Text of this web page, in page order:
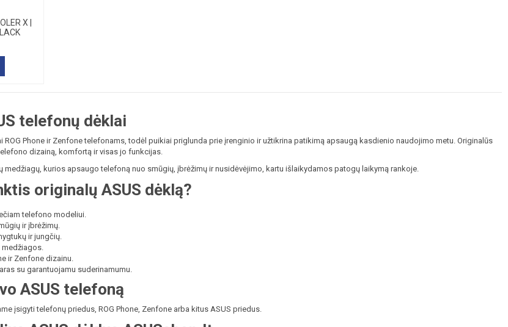
X |
telefonų dėklai
ROG Phone ir Zenfone telefonams, todėl puikiai priglunda prie įrenginio ir užtikrina patikimą apsaugą kasdienio naudojimo metu. Originalūs
dizainą, komfortą ir visas jo funkcijas.
medžiagų, kurios apsaugo telefoną nuo smūgių, įbrėžimų ir nusidėvėjimo, kartu išlaikydamos patogų laikymą rankoje.
originalų ASUS dėklą?
telefono modeliui.
ir įbrėžimų.
ir jungčių.
ir Zenfone dizainu.
su garantuojamu suderinamumu.
ASUS telefoną
įsigytitelefonų priedus, ROG Phone, Zenfonearba kitus ASUS priedus.